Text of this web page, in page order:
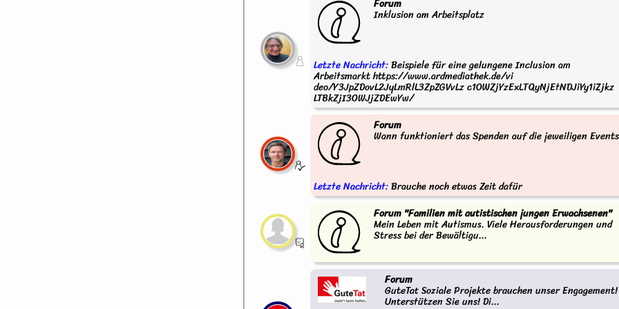
Forum
Inklusion am Arbeitsplatz
Letzte Nachricht:Beispiele für eine gelungene Inclusion am
Arbeitsmarkt https://www.ardmediathek.de/vi
deo/Y3JpZDovL2JyLmRlL3ZpZGVvLz c1OWZjYzExLTQyNjEtNDJiYy1iZjkz
LTBkZjI3OWJjZDEwYw/
Forum
Wann funktioniert das Spenden auf die jeweiligen
Letzte Nachricht:Brauche noch etwas Zeit dafür
Forum "Familien mit autistischen jungen Erwachsenen"
Mein Leben mit Autismus. Viele Herausforderungen und
Stress bei der Bewältigu...
Forum
GuteTat Soziale Projekte brauchen unser Engagement!
Unterstützen Sie uns! Di...